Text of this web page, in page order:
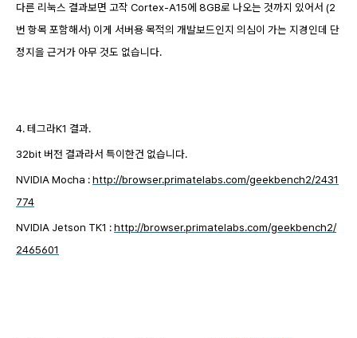
다른 리눅스 결과보면 고작 Cortex-A15에 8GB로 나오는 것까지 있어서 (2
번 항목 포함해서) 이게 서버용 목적의 개발보드인지 의심이 가는 지경인데 단
정지을 근거가 아무 것도 없습니다.
4. 테그라K1 결과.
32bit 버전 결과라서 특이한건 없습니다.
NVIDIA Mocha :http://browser.primatelabs.com/geekbench2/2431
774
NVIDIA Jetson TK1 :http://browser.primatelabs.com/geekbench2/
2465601